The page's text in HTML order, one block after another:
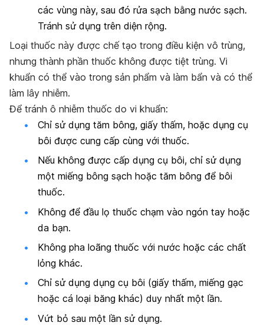
các vùng này, sau đó rửa sạch bằng nước sạch.
Tránh sử dụng trên diện rộng.
Loại thuốc này được chế tạo trong điều kiện vô trùng,
nhưng thành phần thuốc không được tiệt trùng. Vi
khuẩn có thể vào trong sản phẩm và làm bẩn và có thể
làm lây nhiễm.
Để tránh ô nhiễm thuốc do vi khuẩn:
Chỉ sử dụng tăm bông, giấy thấm, hoặc dụng cụ
bôi được cung cấp cùng với thuốc.
Nếu không được cấp dụng cụ bôi, chỉ sử dụng
một miếng bông sạch hoặc tăm bông để bôi
thuốc.
Không để đầu lọ thuốc chạm vào ngón tay hoặc
da bạn.
Không pha loãng thuốc với nước hoặc các chất
lỏng khác.
Chỉ sử dụng dụng cụ bôi (giấy thấm, miếng gạc
hoặc cá loại băng khác) duy nhất một lần.
Vứt bỏ sau một lần sử dụng.